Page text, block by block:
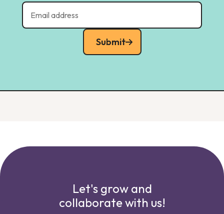
Submit
Let's grow and
collaborate with us!